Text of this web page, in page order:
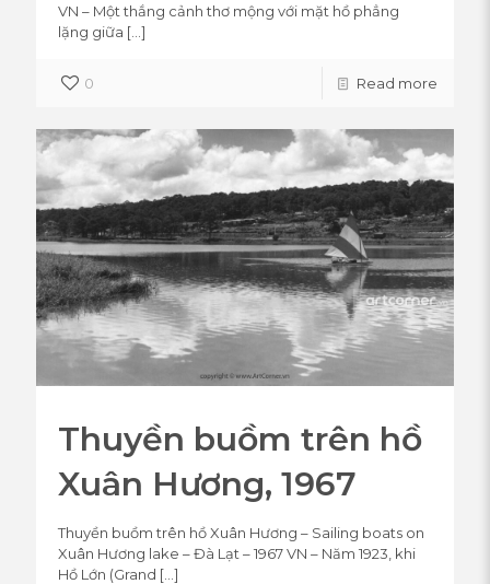
VN – Một thắng cảnh thơ mộng với mặt hồ phẳng
lặng giữa […]
0 Read more
Thuyền buồm trên hồ
Xuân Hương, 1967
Thuyền buồm trên hồ Xuân Hương – Sailing boats on
Xuân Hương lake – Đà Lạt – 1967 VN – Năm 1923, khi
Hồ Lớn (Grand […]